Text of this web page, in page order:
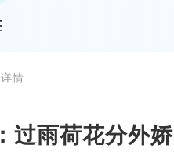
情
过雨荷花分外娇